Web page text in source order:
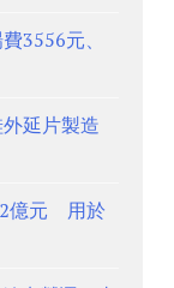
3556元、
延片製造
2億元 用於